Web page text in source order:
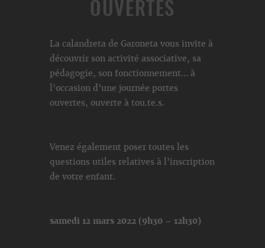
OUVERTES
La calandreta de Garoneta vous invite à
découvrir son activité associative, sa
pédagogie, son fonctionnement… à
l’occasion d’une journée portes
ouvertes, ouverte à tou.te.s.
Venez également poser toutes les
questions utiles relatives à l’inscription
de votre enfant.
samedi 12 mars 2022 (9h30 – 12h30)